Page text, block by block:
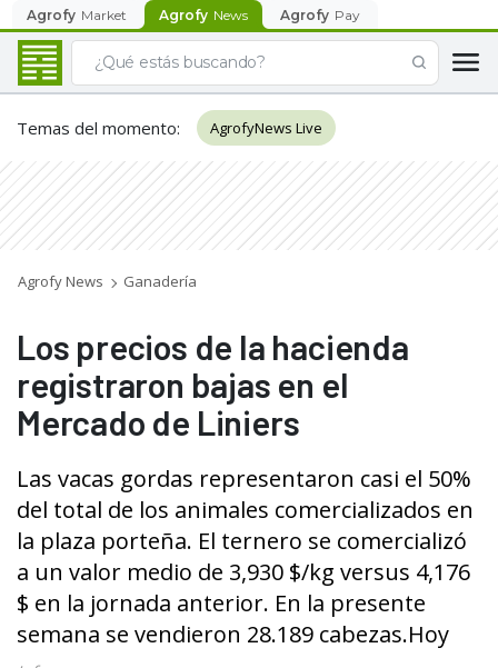
Agrofy Market Agrofy News Agrofy Pay
Temas del momento: AgrofyNews Live
Agrofy News Ganadería
Los precios de la hacienda
registraron bajas en el
Mercado de Liniers
Las vacas gordas representaron casi el 50%
del total de los animales comercializados en
la plaza porteña. El ternero se comercializó
a un valor medio de 3,930 $/kg versus 4,176
$ en la jornada anterior. En la presente
semana se vendieron 28.189 cabezas.Hoy